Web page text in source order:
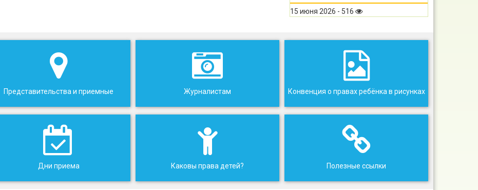
15 июня 2026 - 516
Представительства и приемные
Дни приема
Журналистам
Каковы права детей?
Конвенция о правах ребёнка в рисунках
Полезные ссылки